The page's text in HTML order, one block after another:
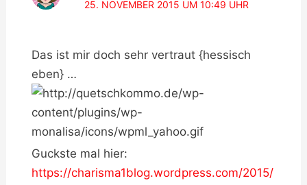
25. NOVEMBER 2015 UM 10:49 UHR
Das ist mir doch sehr vertraut {hessisch
eben} …
Guckste mal hier:
https://charisma1blog.wordpress.com/2015/